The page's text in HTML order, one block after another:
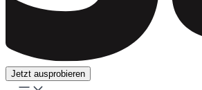
Jetzt ausprobieren